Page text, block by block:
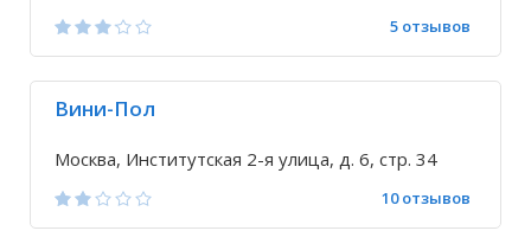
5 отзывов
Вини-Пол
Москва, Институтская 2-я улица, д. 6, стр. 34
10 отзывов